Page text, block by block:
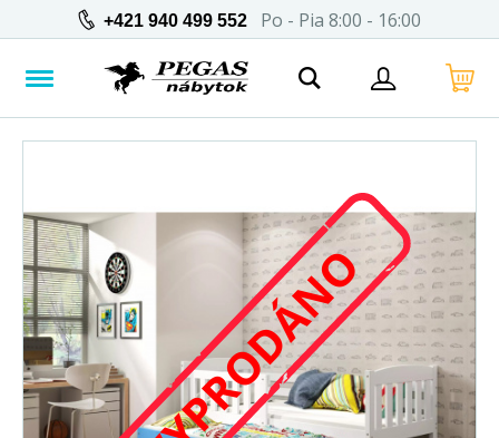
+421 940 499 552 Po - Pia 8:00 - 16:00
VYPRODÁNO